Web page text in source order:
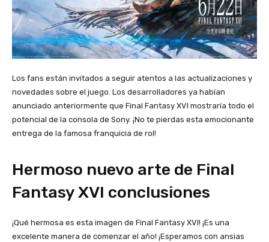
Los fans están invitados a seguir atentos a las actualizaciones y
novedades sobre el juego. Los desarrolladores ya habían
anunciado anteriormente que Final Fantasy XVI mostraría todo el
potencial de la consola de Sony. ¡No te pierdas esta emocionante
entrega de la famosa franquicia de rol!
Hermoso nuevo arte de Final
Fantasy XVI conclusiones
¡Qué hermosa es esta imagen de Final Fantasy XVI! ¡Es una
excelente manera de comenzar el año! ¡Esperamos con ansias